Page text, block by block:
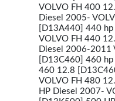
VOLVO FH 400
Diesel 2005-
[D13A440] 440
VOLVO FH 440
Diesel 2006-2011
[D13C460] 460
460 12.8
VOLVO FH 480
HP Diesel 2007-